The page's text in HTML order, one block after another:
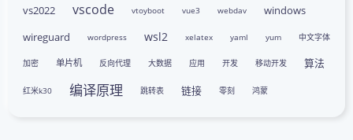
vs2022 vscode vtoyboot vue3 webdav
windows
wireguard
wordpress wsl2 xelatex yaml yum 中文字体
加密 单片机 反向代理 大数据 应用 开发 移动开发 算法
红米k30 编译原理 跳转表 链接 零刻 鸿蒙